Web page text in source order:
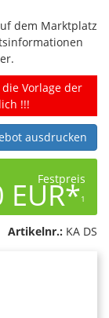
dem Marktplatz
Vorlage der
!!!
ausdrucken
Festpreis
EUR*1
Artikelnr.: KA DS